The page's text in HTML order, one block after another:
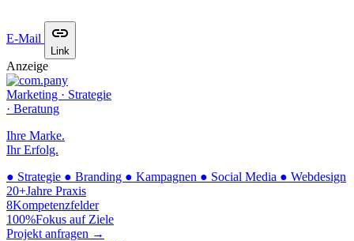
E-Mail
Link
Anzeige
Marketing · Strategie
· Beratung
Ihre Marke.
Ihr Erfolg.
● Strategie ● Branding ● Kampagnen ● Social Media ● Webdesign
20+Jahre Praxis
8Kompetenzfelder
100%Fokus auf Ziele
Projekt anfragen →